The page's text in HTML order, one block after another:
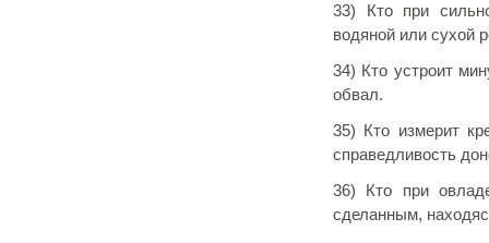
33) Кто при
водяной или сухой
34) Кто устроит
обвал.
35) Кто измерит
справедливость
36) Кто при
сделанным,